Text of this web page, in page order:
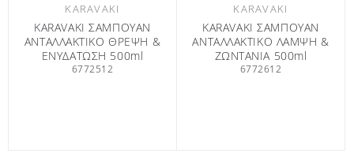
KARAVAKI
KARAVAKI ΣΑΜΠΟΥΑΝ
ΑΝΤΑΛΛΑΚΤΙΚΟ ΘΡΕΨΗ &
ΕΝΥΔΑΤΩΣΗ 500ml
6772512
KARAVAKI
KARAVAKI ΣΑΜΠΟΥΑΝ
ΑΝΤΑΛΛΑΚΤΙΚΟ ΛΑΜΨΗ &
ΖΩΝΤΑΝΙΑ 500ml
6772612